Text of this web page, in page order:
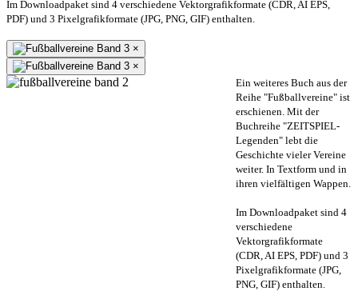
Im Downloadpaket sind 4 verschiedene Vektorgrafikformate (CDR, AI EPS,
PDF) und 3 Pixelgrafikformate (JPG, PNG, GIF) enthalten.
×
×
Ein weiteres Buch aus der
Reihe "Fußballvereine" ist
erschienen. Mit der
Buchreihe "ZEITSPIEL-
Legenden" lebt die
Geschichte vieler Vereine
weiter. In Textform und in
ihren vielfältigen Wappen.
Im Downloadpaket sind 4
verschiedene
Vektorgrafikformate
(CDR, AI EPS, PDF) und 3
Pixelgrafikformate (JPG,
PNG, GIF) enthalten.